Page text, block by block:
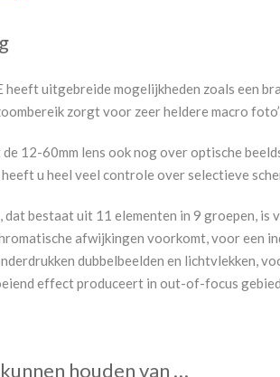
heeft uitgebreide mogelijkheden zoals een
zorgt voor zeer heldere macro
12-60mm lens ook nog over optische
u heel veel controle over selectieve
dat bestaat uit 11 elementen in 9 groepen,
afwijkingen voorkomt, voor een
dubbelbeelden en lichtvlekken,
effect produceert in out-of-focus
houden van …